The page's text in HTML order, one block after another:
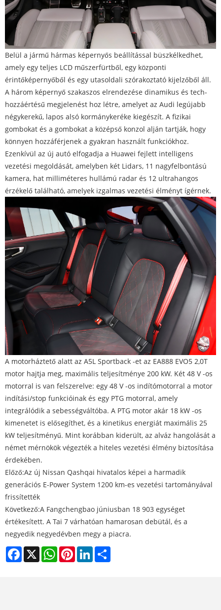
Belül a jármű hármas képernyős beállítással büszkélkedhet,
amely egy teljes LCD műszerfürtből, egy központi
érintőképernyőből és egy utasoldali szórakoztató kijelzőből áll.
A három képernyő szakaszos elrendezése dinamikus és tech-
hozzáértésű megjelenést hoz létre, amelyet az Audi legújabb
négykerekű, lapos alsó kormánykeréke kiegészít. A fizikai
gombokat és a gombokat a középső konzol alján tartják, hogy
könnyen hozzáférjenek a gyakran használt funkciókhoz.
Ezenkívül az új autó elfogadja a Huawei fejlett intelligens
vezetési megoldását, amelyben két Lidars, 11 nagyfelbontású
kamera, hat milliméteres hullámú radar és 12 ultrahangos
érzékelő található, amelyek izgalmas vezetési élményt ígérnek.
A motorháztető alatt az A5L Sportback -et az EA888 EVO5 2,0T
motor hajtja meg, maximális teljesítménye 200 kW. Két 48 V -os
motorral is van felszerelve: egy 48 V -os indítómotorral a motor
indítási/stop funkcióinak és egy PTG motorral, amely
integrálódik a sebességváltóba. A PTG motor akár 18 kW -os
kimenetet is elősegíthet, és a kinetikus energiát maximális 25
kW teljesítményű. Mint korábban kiderült, az alváz hangolását a
német mérnökök végezték a hiteles vezetési élmény biztosítása
érdekében.
Előző:Az új Nissan Qashqai hivatalos képei a harmadik
generációs E-Power System 1200 km-es vezetési tartományával
frissítették
Következő:A Fangchengbao júniusban 18 903 egységet
értékesített. A Tai 7 várhatóan hamarosan debütál, és a
negyedik negyedévben megy a piacra.
Facebook
X WhatsAppPinterestLinkedIn